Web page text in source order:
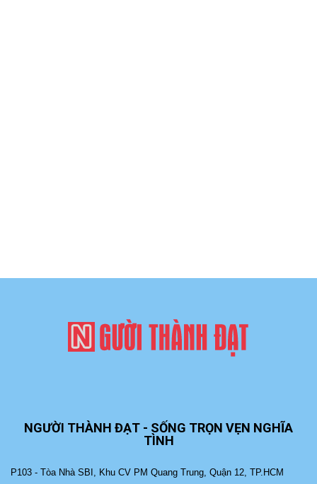
NGƯỜI THÀNH ĐẠT - SỐNG TRỌN VẸN NGHĨA
TÌNH
P103 - Tòa Nhà SBI, Khu CV PM Quang Trung, Quận 12, TP.HCM